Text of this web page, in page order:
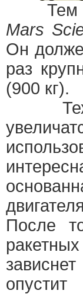
Тем
Mars
Он
раз
(900 кг).
После